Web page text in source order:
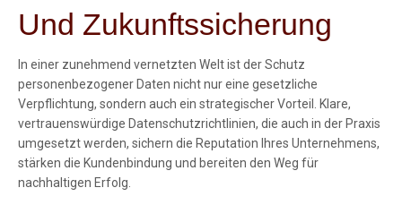
Und Zukunftssicherung
In einer zunehmend vernetzten Welt ist der Schutz
personenbezogener Daten nicht nur eine gesetzliche
Verpflichtung, sondern auch ein strategischer Vorteil. Klare,
vertrauenswürdige Datenschutzrichtlinien, die auch in der Praxis
umgesetzt werden, sichern die Reputation Ihres Unternehmens,
stärken die Kundenbindung und bereiten den Weg für
nachhaltigen Erfolg.